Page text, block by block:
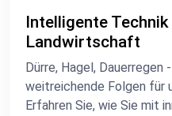
Intelligente Technik
Landwirtschaft
Dürre, Hagel, Dauerregen
weitreichende Folgen für
Erfahren Sie, wie Sie mit